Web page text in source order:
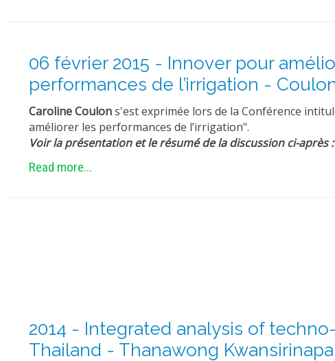
06 février 2015 - Innover pour
performances de l’irrigation -
Caroline Coulons'est exprimée lors de la Conférence
améliorer les performances de l’irrigation".
Voir la présentation et le résumé de la discussion ci-après :
Read more...
2014 - Integrated analysis of
Thailand - Thanawong Kwansirinapa